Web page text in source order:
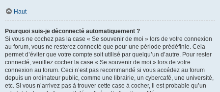
Haut
Pourquoi suis-je déconnecté automatiquement ?
Si vous ne cochez pas la case « Se souvenir de moi » lors de votre connexion
au forum, vous ne resterez connecté que pour une période prédéfinie. Cela
permet d’éviter que votre compte soit utilisé par quelqu’un d’autre. Pour rester
connecté, veuillez cocher la case « Se souvenir de moi » lors de votre
connexion au forum. Ceci n’est pas recommandé si vous accédez au forum
depuis un ordinateur public, comme une librairie, un cybercafé, une université,
etc. Si vous n’arrivez pas à trouver cette case à cocher, il est probable qu’un